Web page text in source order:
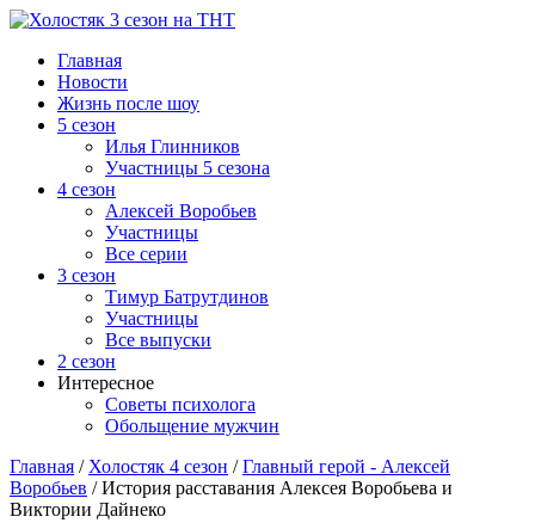
Главная
Новости
Жизнь после шоу
5 сезон
Илья Глинников
Участницы 5 сезона
4 сезон
Алексей Воробьев
Участницы
Все серии
3 сезон
Тимур Батрутдинов
Участницы
Все выпуски
2 сезон
Интересное
Советы психолога
Обольщение мужчин
Главная / Холостяк 4 сезон /Главный герой - Алексей
Воробьев /История расставания Алексея Воробьева и
Виктории Дайнеко